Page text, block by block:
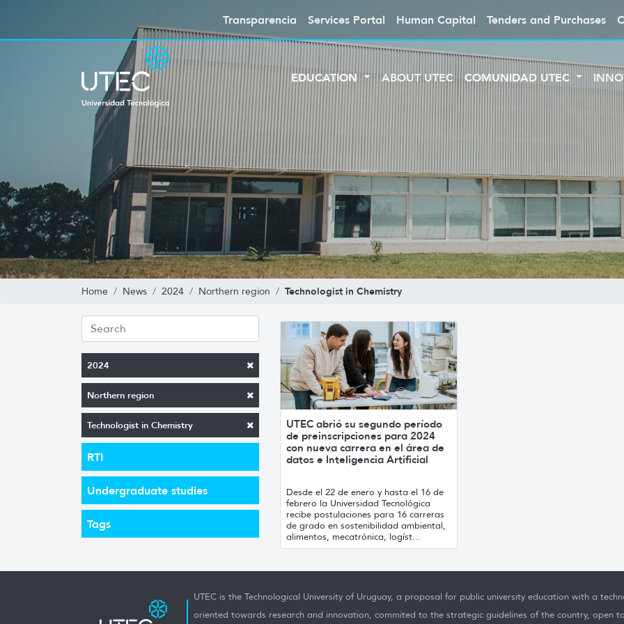
Transparencia Services Portal Human Capital Tenders and Purchases
EDUCATION ABOUT UTEC COMUNIDAD UTEC
Home News 2024 Northern region Technologist in Chemistry
2024
Northern region
Technologist in Chemistry
RTI
Undergraduate studies
Tags
UTEC abrió su segundo período
de preinscripciones para 2024
con nueva carrera en el área de
datos e Inteligencia Artificial
Desde el 22 de enero y hasta el 16 de
febrero la Universidad Tecnológica
recibe postulaciones para 16 carreras
de grado en sostenibilidad ambiental,
alimentos, mecatrónica, logíst...
UTEC is the Technological University of Uruguay, a proposal for public university education with a
oriented towards research and innovation, commited to the strategic guidelines of the country, open